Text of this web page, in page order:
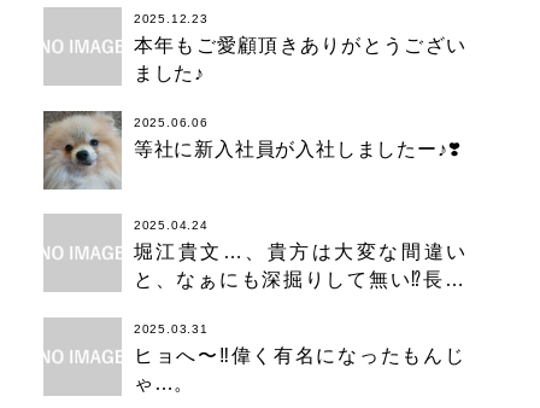
ください。
2025.12.23
本年もご愛顧頂きありがとうござい
ました♪
2025.06.06
等社に新入社員が入社しましたー♪❣️
2025.04.24
堀江貴文…、貴方は大変な間違い
と、なぁにも深掘りして無い⁉️長く
2025.03.31
ヒョへ〜‼️偉く有名になったもんじ
ゃ…。